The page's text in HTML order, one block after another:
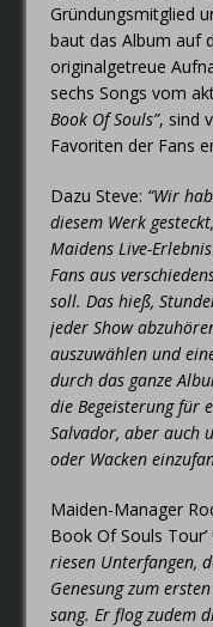
Gründungsmitglied
baut das Album auf
originalgetreue
sechs Songs vom
Book Of Souls”, sind
Favoriten der Fans
Dazu Steve: “Wir
diesem Werk
Maidens Live-
Fans aus
soll. Das hieß,
jeder Show
auszuwählen und
durch das ganze
die Begeisterung für
Salvador, aber auch
oder Wacken
Maiden-Manager
Book Of Souls Tour’
riesen Unterfangen,
Genesung zum
sang. Er flog zudem